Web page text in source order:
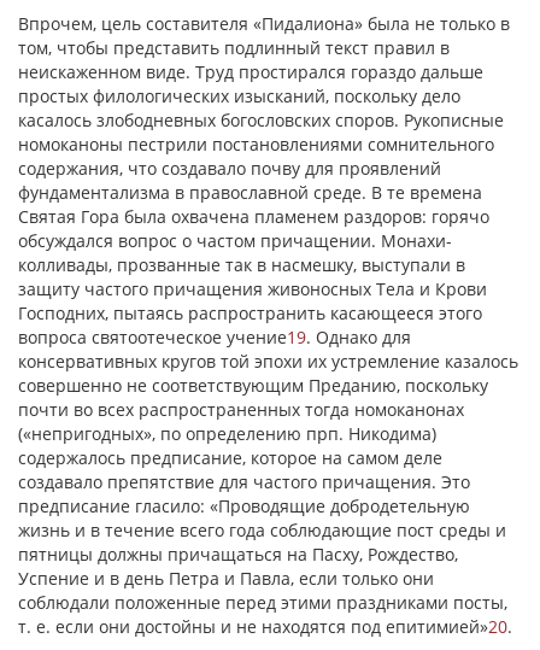
Впрочем, цель составителя «Пидалиона» была не только в
том, чтобы представить подлинный текст правил в
неискаженном виде. Труд простирался гораздо дальше
простых филологических изысканий, поскольку дело
касалось злободневных богословских споров. Рукописные
номоканоны пестрили постановлениями сомнительного
содержания, что создавало почву для проявлений
фундаментализма в православной среде. В те времена
Святая Гора была охвачена пламенем раздоров: горячо
обсуждался вопрос о частом причащении. Монахи-
колливады, прозванные так в насмешку, выступали в
защиту частого причащения живоносных Тела и Крови
Господних, пытаясь распространить касающееся этого
вопроса святоотеческое учение19. Однако для
консервативных кругов той эпохи их устремление казалось
совершенно не соответствующим Преданию, поскольку
почти во всех распространенных тогда номоканонах
(«непригодных», по определению прп. Никодима)
содержалось предписание, которое на самом деле
создавало препятствие для частого причащения. Это
предписание гласило: «Проводящие добродетельную
жизнь и в течение всего года соблюдающие пост среды и
пятницы должны причащаться на Пасху, Рождество,
Успение и в день Петра и Павла, если только они
соблюдали положенные перед этими праздниками посты,
т. е. если они достойны и не находятся под епитимией»20.